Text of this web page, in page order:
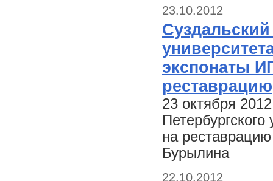
23.10.2012
экспонаты
реставрацию
23 октября
на
Бурылина
22.10.2012